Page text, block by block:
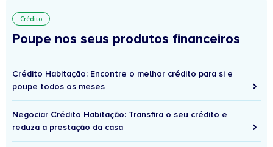
Crédito
Poupe nos seus produtos financeiros
Crédito Habitação: Encontre o melhor crédito para si e
poupe todos os meses
Negociar Crédito Habitação: Transfira o seu crédito e
reduza a prestação da casa